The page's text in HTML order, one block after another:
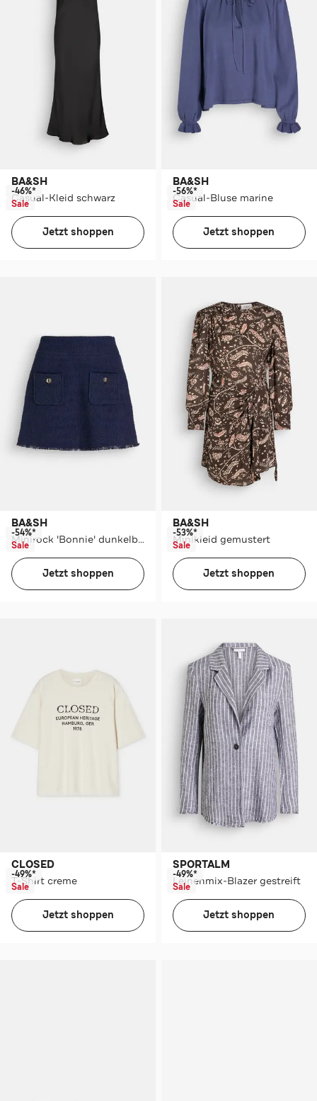
BA&SH
Casual-Kleid schwarz
-46%*
Sale
Jetzt shoppen
BA&SH
Casual-Bluse marine
-56%*
Sale
Jetzt shoppen
BA&SH
Minirock 'Bonnie' dunkelblau
-54%*
Sale
Jetzt shoppen
BA&SH
Minikleid gemustert
-53%*
Sale
Jetzt shoppen
CLOSED
T-Shirt creme
-49%*
Sale
Jetzt shoppen
SPORTALM
Leinenmix-Blazer gestreift
-49%*
Sale
Jetzt shoppen